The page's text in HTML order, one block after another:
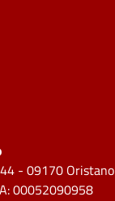
44 - 09170 Oristano
00052090958